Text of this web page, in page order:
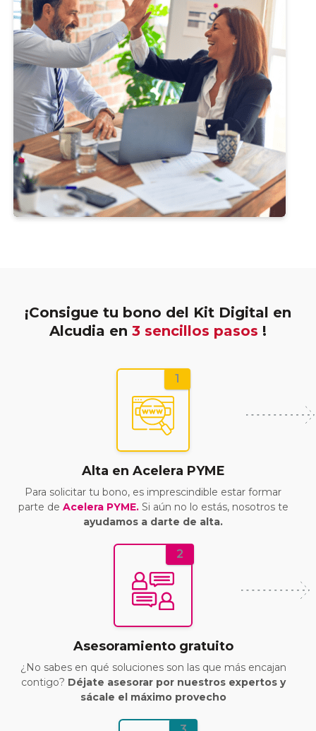
¡Consigue tu bono del Kit Digital en
Alcudia en 3 sencillos pasos !
Alta en Acelera PYME
Para solicitar tu bono, es imprescindible estar formar
parte de Acelera PYME. Si aún no lo estás, nosotros te
ayudamos a darte de alta.
1
Asesoramiento gratuito
¿No sabes en qué soluciones son las que más encajan
contigo? Déjate asesorar por nuestros expertos y
sácale el máximo provecho
2